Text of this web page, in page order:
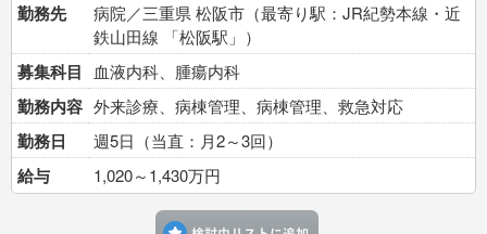
勤務先
病院／三重県 松阪市（最寄り駅：JR紀勢本線・近
鉄山田線 「松阪駅」）
募集科目 血液内科、腫瘍内科
勤務内容 外来診療、病棟管理、病棟管理、救急対応
勤務日 週5日（当直：月2～3回）
給与 1,020～1,430万円